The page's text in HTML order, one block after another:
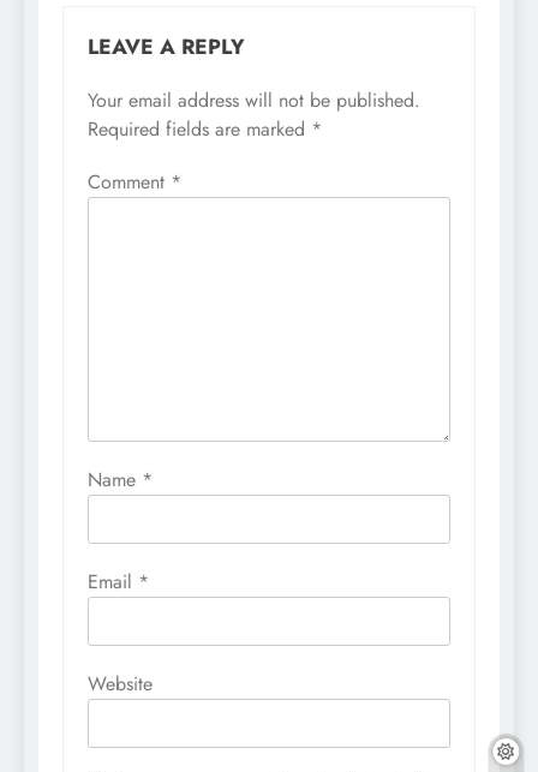
LEAVE A REPLY
Your email address will not be published.
Required fields are marked *
Comment *
Name *
Email *
Website